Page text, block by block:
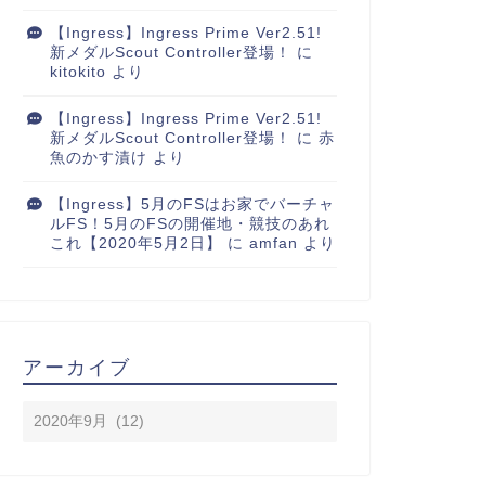
【Ingress】Ingress Prime Ver2.51!
新メダルScout Controller登場！
に
kitokito より
【Ingress】Ingress Prime Ver2.51!
新メダルScout Controller登場！
に 赤
魚のかす漬け より
【Ingress】5月のFSはお家でバーチャ
ルFS！5月のFSの開催地・競技のあれ
これ【2020年5月2日】
に amfan より
アーカイブ